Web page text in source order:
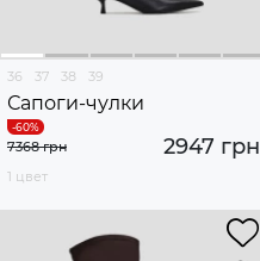
36 37 38 39
Сапоги-чулки
2947 грн
7368 грн
1 цвет